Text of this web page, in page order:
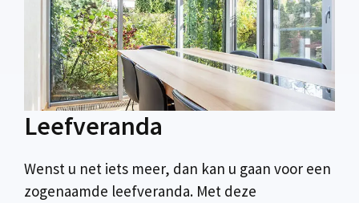
Leefveranda
Wenst u net iets meer, dan kan u gaan voor een
zogenaamde leefveranda. Met deze